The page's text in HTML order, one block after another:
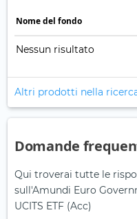
Nome del fondo
Nessun risultato
Altri prodotti nella
Domande
Qui troverai tutte le
sull'Amundi Euro
UCITS ETF (Acc)